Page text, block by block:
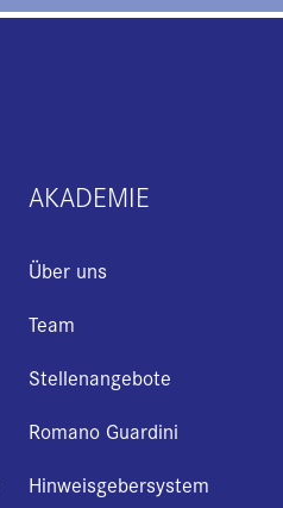
AKADEMIE
Über uns
Team
Stellenangebote
Romano Guardini
Hinweisgebersystem